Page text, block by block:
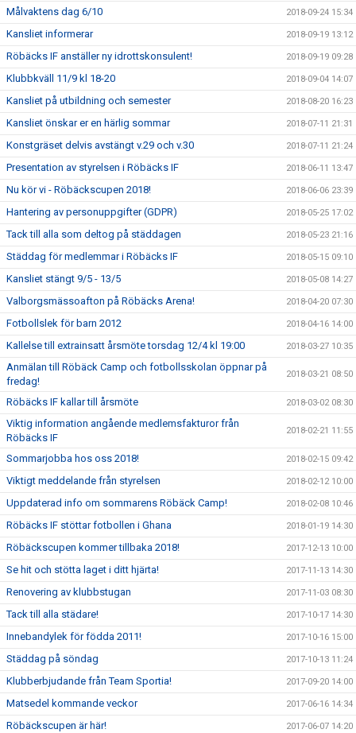
Målvaktens dag 6/10 2018-09-24 15:34
Kansliet informerar 2018-09-19 13:12
Röbäcks IF anställer ny idrottskonsulent! 2018-09-19 09:28
Klubbkväll 11/9 kl 18-20 2018-09-04 14:07
Kansliet på utbildning och semester 2018-08-20 16:23
Kansliet önskar er en härlig sommar 2018-07-11 21:31
Konstgräset delvis avstängt v.29 och v.30 2018-07-11 21:24
Presentation av styrelsen i Röbäcks IF 2018-06-11 13:47
Nu kör vi - Röbäckscupen 2018! 2018-06-06 23:39
Hantering av personuppgifter (GDPR) 2018-05-25 17:02
Tack till alla som deltog på städdagen 2018-05-23 21:16
Städdag för medlemmar i Röbäcks IF 2018-05-15 09:10
Kansliet stängt 9/5 - 13/5 2018-05-08 14:27
Valborgsmässoafton på Röbäcks Arena! 2018-04-20 07:30
Fotbollslek för barn 2012 2018-04-16 14:00
Kallelse till extrainsatt årsmöte torsdag 12/4 kl 19:00 2018-03-27 10:35
Anmälan till Röbäck Camp och fotbollsskolan öppnar på
fredag!
2018-03-21 08:50
Röbäcks IF kallar till årsmöte 2018-03-02 08:30
Viktig information angående medlemsfakturor från
Röbäcks IF
2018-02-21 11:55
Sommarjobba hos oss 2018! 2018-02-15 09:42
Viktigt meddelande från styrelsen 2018-02-12 10:00
Uppdaterad info om sommarens Röbäck Camp! 2018-02-08 10:46
Röbäcks IF stöttar fotbollen i Ghana 2018-01-19 14:30
Röbäckscupen kommer tillbaka 2018! 2017-12-13 10:00
Se hit och stötta laget i ditt hjärta! 2017-11-13 14:30
Renovering av klubbstugan 2017-11-03 08:30
Tack till alla städare! 2017-10-17 14:30
Innebandylek för födda 2011! 2017-10-16 15:00
Städdag på söndag 2017-10-13 11:24
Klubberbjudande från Team Sportia! 2017-09-20 14:00
Matsedel kommande veckor 2017-06-16 14:34
Röbäckscupen är här! 2017-06-07 14:20